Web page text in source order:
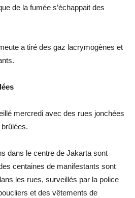
de la fumée s’échappait des
a tiré des gaz lacrymogènes et
mercredi avec des rues jonchées
dans le centre de Jakarta sont
centaines de manifestants sont
les rues, surveillés par la police
et des vêtements de